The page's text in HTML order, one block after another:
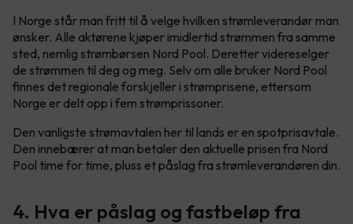
I Norge står man fritt til å velge hvilken strømleverandør man
ønsker. Alle aktørene kjøper imidlertid strømmen fra samme
sted, nemlig strømbørsen Nord Pool. Deretter videreselger
de strømmen til deg og meg. Selv om alle bruker Nord Pool
finnes det regionale forskjeller i strømprisene, ettersom
Norge er delt opp i fem strømprissoner.
Den vanligste strømavtalen her til lands er en spotprisavtale.
Den innebærer at man betaler den aktuelle prisen fra Nord
Pool time for time, pluss et påslag fra strømleverandøren din.
4. Hva er påslag og fastbeløp fra